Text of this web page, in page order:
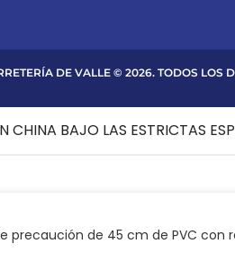
DE VALLE © 2026. TODOS LOS
precaución de 45 cm de PVC con
CHINA BAJO LAS ESTRICTAS